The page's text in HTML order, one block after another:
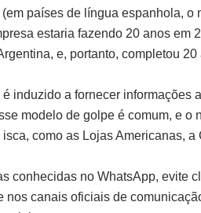
países de língua espanhola,
estaria fazendo 20 anos em
e, portanto, completou
induzido a fornecer informações
modelo de golpe é comum, e o
como as Lojas Americanas, a
conhecidas no WhatsApp, evite
nos canais oficiais de